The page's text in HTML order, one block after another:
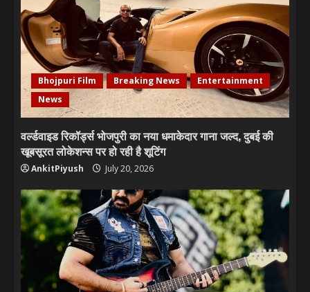
Bhojpuri Film Breaking News
Entertainment
News
वर्ल्डवाइड रिकॉर्ड्स भोजपुरी का नया धमाकेदार गाना जल्द, दुबई की
खूबसूरत लोकेशन्स पर हो रही है शूटिंग
AnkitPiyush July 20, 2026